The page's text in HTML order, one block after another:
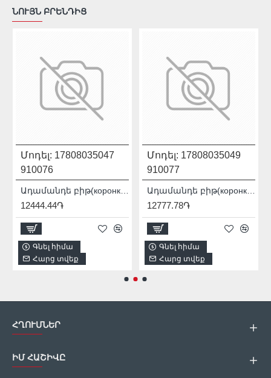
ՆՈՒՅՆ ԲՐԵՆԴԻՑ
Մոդել: 17808035047
910076
12444.44֏
Գնել հիմա
Հարց տվեք
Մոդել: 17808035049
910077
12777.78֏
Գնել հիմա
Հարց տվեք
ՀՂՈՒՄՆԵՐ
ԻՄ ՀԱՇԻՎԸ